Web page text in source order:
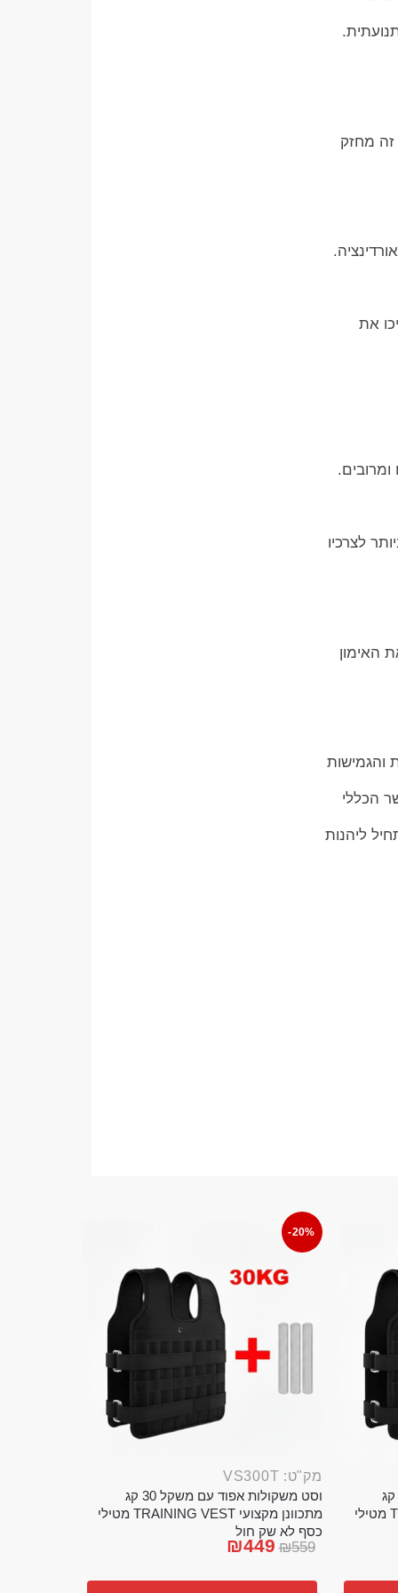
זה מחזק
את
ומרובים.
לצרכיו
האימון
הכללי
ליהנות
וסט משקולות אפוד עם משקל 20 קג
מתכוונן מקצועי TRAINING VEST מטילי
-20%
מק"ט: VS300T
וסט משקולות אפוד עם משקל 30 קג
מתכוונן מקצועי TRAINING VEST מטילי
כסף לא שק חול
₪559
₪449